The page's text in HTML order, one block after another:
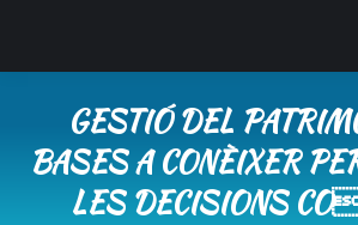
GESTIÓ DEL
BASES A CONÈIXER
LES DECISIONS